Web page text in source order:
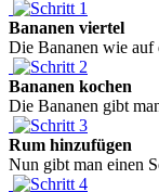
Bananen viertel
Die Bananen wie auf
Bananen kochen
Die Bananen gibt
Rum hinzufügen
Nun gibt man einen